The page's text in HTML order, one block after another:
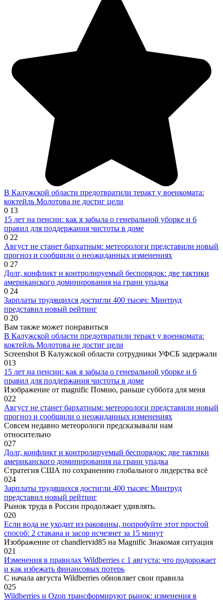
В Калужской области предотвратили теракт у военкомата:
коктейль Молотова не достиг цели
0 13
15 лет на пенсии: как я забыла о генеральной уборке и 6
правил для поддержания чистоты в доме
0 22
Август не станет бархатным: метеорологи представили новый
прогноз и сообщили о неожиданных изменениях
0 27
Долг, конфликт и контролируемый беспорядок: две тактики
американского доминирования на грани упадка
0 24
Зарплаты трудящихся достигли 400 тысяч: Минтруд
представил новый рейтинг
0 20
Вам также может понравиться
В Калужской области предотвратили теракт у военкомата:
коктейль Молотова не достиг цели
Screenshot В Калужской области сотрудники УФСБ задержали
013
15 лет на пенсии: как я забыла о генеральной уборке и 6
правил для поддержания чистоты в доме
Изображение от magnific Помню, раньше суббота для меня
022
Август не станет бархатным: метеорологи представили новый
прогноз и сообщили о неожиданных изменениях
Совсем недавно метеорологи предсказывали нам
относительно
027
Долг, конфликт и контролируемый беспорядок: две тактики
американского доминирования на грани упадка
Стратегия США по сохранению глобального лидерства всё
024
Зарплаты трудящихся достигли 400 тысяч: Минтруд
представил новый рейтинг
Рынок труда в России продолжает удивлять.
020
Если вода не уходит из раковины, попробуйте этот простой
способ: 2 стакана и засор исчезнет за 15 минут
Изображение от chandlervid85 на Magnific Знакомая ситуация
021
Изменения в правилах Wildberries с 1 августа: что подорожает
и как избежать финансовых потерь
С начала августа Wildberries обновляет свои правила
025
Wildberries и Ozon трансформируют рынок: изменения в